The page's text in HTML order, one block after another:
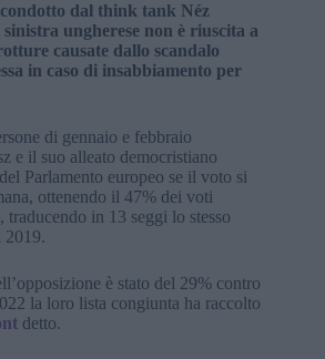
dal think tank Néz
sinistra ungherese non è riuscita a
causate dallo scandalo
in caso di insabbiamento per
di gennaio e febbraio
e il suo alleato democristiano
Parlamento europeo se il voto si
ottenendo il 47% dei voti
in 13 seggi lo stesso
2019.
è stato del 29% contro
la loro lista congiunta ha raccolto
detto.